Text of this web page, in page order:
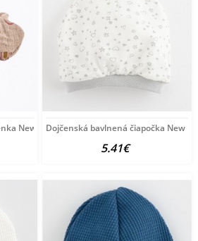
New Baby Rainbow hnedá
Dojčenská bavlnená čiapočka New
5.41€